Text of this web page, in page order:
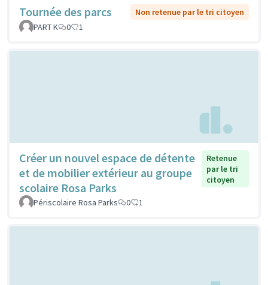
Tournée des parcs
Non retenue par le tri citoyen
PART K
0 1
Créer un nouvel espace de détente
et de mobilier extérieur au groupe
scolaire Rosa Parks
Retenue
par le tri
citoyen
Périscolaire Rosa Parks 0 1